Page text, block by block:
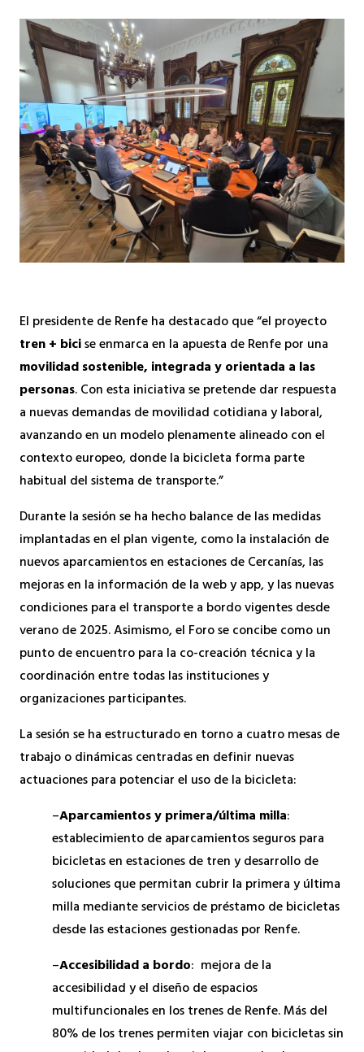
El presidente de Renfe ha destacado que “el proyecto
tren + bicise enmarca en la apuesta de Renfe por una
movilidad sostenible, integrada y orientada a las
personas. Con esta iniciativa se pretende dar respuesta
a nuevas demandas de movilidad cotidiana y laboral,
avanzando en un modelo plenamente alineado con el
contexto europeo, donde la bicicleta forma parte
habitual del sistema de transporte.”
Durante la sesión se ha hecho balance de las medidas
implantadas en el plan vigente, como la instalación de
nuevos aparcamientos en estaciones de Cercanías, las
mejoras en la información de la web y app, y las nuevas
condiciones para el transporte a bordo vigentes desde
verano de 2025. Asimismo, el Foro se concibe como un
punto de encuentro para la co-creación técnica y la
coordinación entre todas las instituciones y
organizaciones participantes.
La sesión se ha estructurado en torno a cuatro mesas de
trabajo o dinámicas centradas en definir nuevas
actuaciones para potenciar el uso de la bicicleta:
–Aparcamientos y primera/última milla:
establecimiento de aparcamientos seguros para
bicicletas en estaciones de tren y desarrollo de
soluciones que permitan cubrir la primera y última
milla mediante servicios de préstamo de bicicletas
desde las estaciones gestionadas por Renfe.
–Accesibilidad a bordo: mejora de la
accesibilidad y el diseño de espacios
multifuncionales en los trenes de Renfe. Más del
80% de los trenes permiten viajar con bicicletas sin